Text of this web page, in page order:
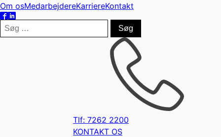
Om osMedarbejdereKarriereKontakt
Søg
efter:
Tlf: 7262 2200
KONTAKT OS